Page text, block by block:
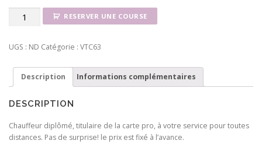
RESERVER UNE COURSE
UGS : ND Catégorie : VTC63
Description Informations complémentaires
DESCRIPTION
Chauffeur diplômé, titulaire de la carte pro, à votre service pour toutes
distances. Pas de surprise! le prix est fixé à l’avance.